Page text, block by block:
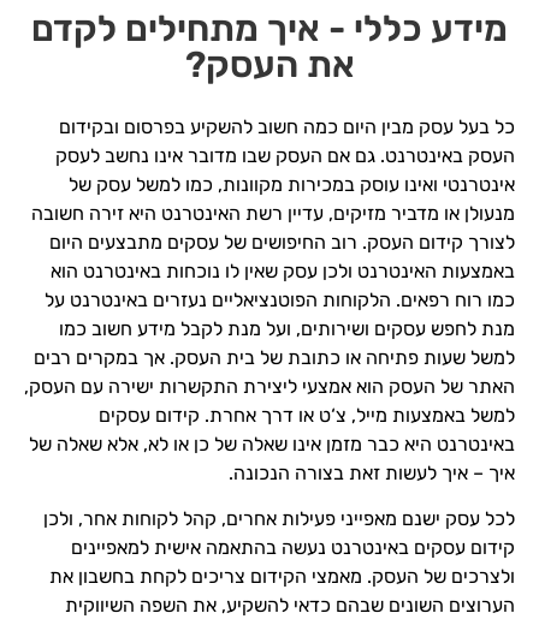
מידע כללי - איך מתחילים לקדם
את העסק?
כל בעל עסק מבין היום כמה חשוב להשקיע בפרסום ובקידום
העסק באינטרנט. גם אם העסק שבו מדובר אינו נחשב לעסק
אינטרנטי ואינו עוסק במכירות מקוונות, כמו למשל עסק של
מנעולן או מדביר מזיקים, עדיין רשת האינטרנט היא זירה חשובה
לצורך קידום העסק. רוב החיפושים של עסקים מתבצעים היום
באמצעות האינטרנט ולכן עסק שאין לו נוכחות באינטרנט הוא
כמו רוח רפאים. הלקוחות הפוטנציאליים נעזרים באינטרנט על
מנת לחפש עסקים ושירותים, ועל מנת לקבל מידע חשוב כמו
למשל שעות פתיחה או כתובת של בית העסק. אך במקרים רבים
האתר של העסק הוא אמצעי ליצירת התקשרות ישירה עם העסק,
למשל באמצעות מייל, צ‘ט או דרך אחרת. קידום עסקים
באינטרנט היא כבר מזמן אינו שאלה של כן או לא, אלא שאלה של
איך – איך לעשות זאת בצורה הנכונה.
לכל עסק ישנם מאפייני פעילות אחרים, קהל לקוחות אחר, ולכן
קידום עסקים באינטרנט נעשה בהתאמה אישית למאפיינים
ולצרכים של העסק. מאמצי הקידום צריכים לקחת בחשבון את
הערוצים השונים שבהם כדאי להשקיע, את השפה השיווקית